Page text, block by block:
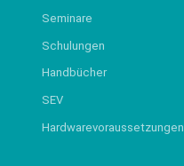
Seminare
Schulungen
Handbücher
SEV
Hardwarevoraussetzungen